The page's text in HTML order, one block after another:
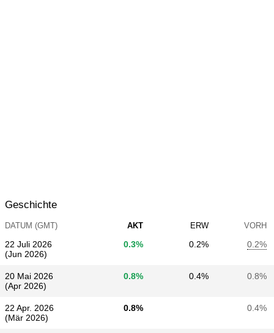
Geschichte
DATUM (GMT) AKT ERW VORH
22 Juli 2026
(Jun 2026)
0.3% 0.2% 0.2%
20 Mai 2026
(Apr 2026)
0.8% 0.4% 0.8%
22 Apr. 2026
(Mär 2026)
0.8% 0.4%